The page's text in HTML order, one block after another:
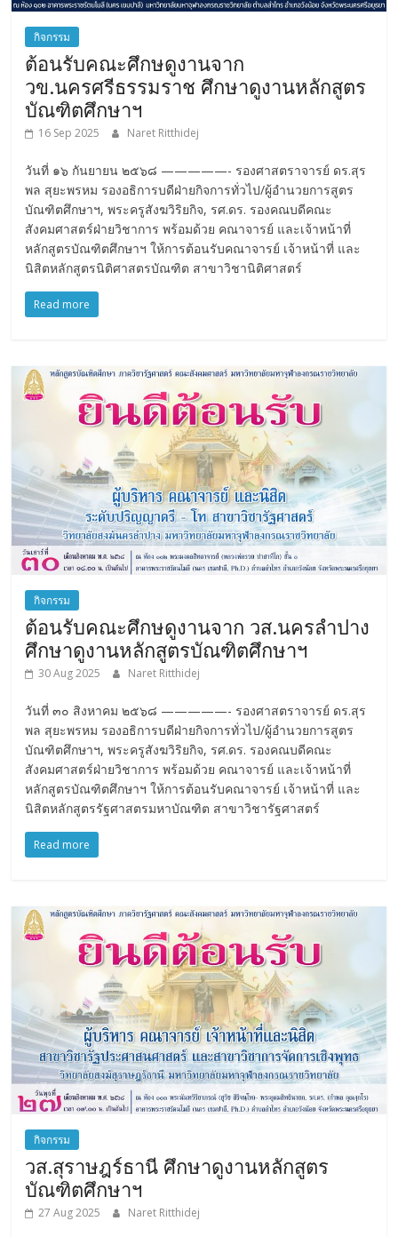
กิจกรรม
ต้อนรับคณะศึกษดูงานจาก
วข.นครศรีธรรมราช ศึกษาดูงานหลักสูตร
บัณฑิตศึกษาฯ
16 Sep 2025 Naret Ritthidej
วันที่ ๑๖ กันยายน ๒๕๖๘ —————- รองศาสตราจารย์ ดร.สุร
พล สุยะพรหม รองอธิการบดีฝ่ายกิจการทั่วไป/ผู้อำนวยการสูตร
บัณฑิตศึกษาฯ, พระครูสังฆวิริยกิจ, รศ.ดร. รองคณบดีคณะ
สังคมศาสตร์ฝ่ายวิชาการ พร้อมด้วย คณาจารย์ และเจ้าหน้าที่
หลักสูตรบัณฑิตศึกษาฯ ให้การต้อนรับคณาจารย์ เจ้าหน้าที่ และ
นิสิตหลักสูตรนิติศาสตรบัณฑิต สาขาวิชานิติศาสตร์
Read more
กิจกรรม
ต้อนรับคณะศึกษดูงานจาก วส.นครลำปาง
ศึกษาดูงานหลักสูตรบัณฑิตศึกษาฯ
30 Aug 2025 Naret Ritthidej
วันที่ ๓๐ สิงหาคม ๒๕๖๘ —————- รองศาสตราจารย์ ดร.สุร
พล สุยะพรหม รองอธิการบดีฝ่ายกิจการทั่วไป/ผู้อำนวยการสูตร
บัณฑิตศึกษาฯ, พระครูสังฆวิริยกิจ, รศ.ดร. รองคณบดีคณะ
สังคมศาสตร์ฝ่ายวิชาการ พร้อมด้วย คณาจารย์ และเจ้าหน้าที่
หลักสูตรบัณฑิตศึกษาฯ ให้การต้อนรับคณาจารย์ เจ้าหน้าที่ และ
นิสิตหลักสูตรรัฐศาสตรมหาบัณฑิต สาขาวิชารัฐศาสตร์
Read more
กิจกรรม
วส.สุราษฎร์ธานี ศึกษาดูงานหลักสูตร
บัณฑิตศึกษาฯ
27 Aug 2025 Naret Ritthidej